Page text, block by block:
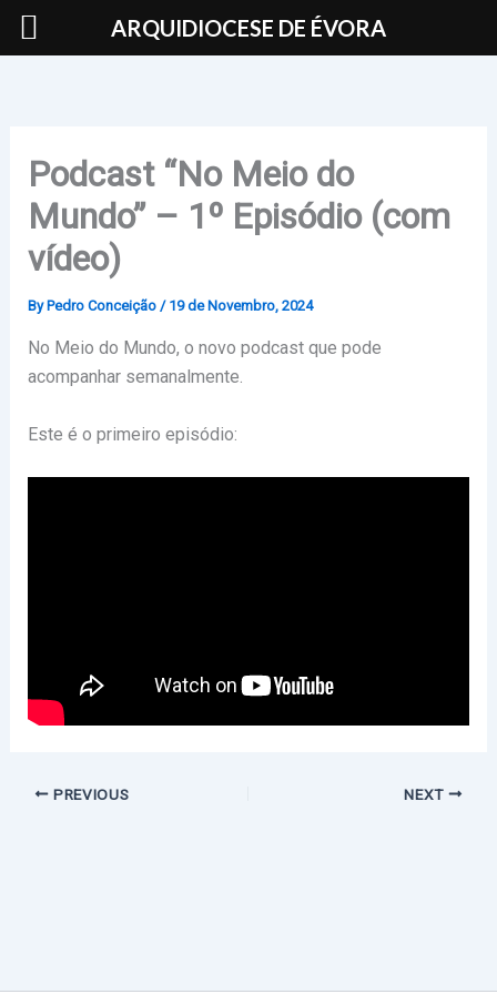
Skip
Podcast “No Meio do
Mundo” – 1º Episódio (com
vídeo)
By Pedro Conceição / 19 de Novembro, 2024
No Meio do Mundo, o novo podcast que pode
acompanhar semanalmente.
Este é o primeiro episódio:
PREVIOUS NEXT
ARQUIDIOCESE DE ÉVORA